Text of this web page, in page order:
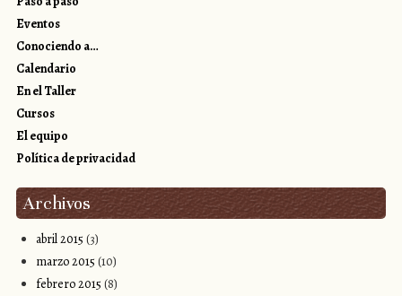
Eventos
Conociendo a…
Calendario
En el Taller
Cursos
El equipo
Política de privacidad
Archivos
abril 2015 (3)
marzo 2015 (10)
febrero 2015 (8)